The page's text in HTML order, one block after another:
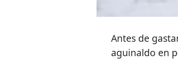
Antes de
aguinaldo en